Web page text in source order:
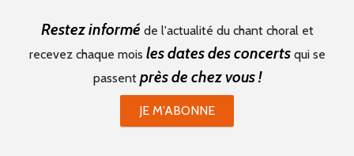
Restez informé de l'actualité du chant choral et
recevez chaque mois les dates des concertsqui se
passent près de chez vous !
JE M'ABONNE